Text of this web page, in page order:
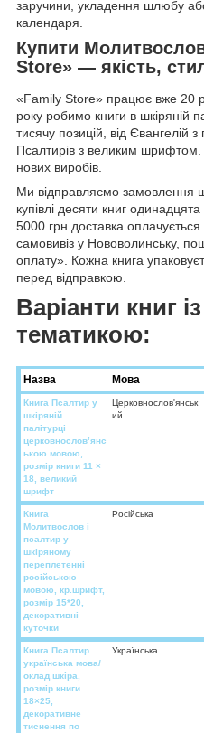
заручини, укладення шлюбу
календаря.
Купити
Store» — якість,
«Family Store» працює вже 20
року робимо книги в шкіряній
тисячу позицій, від
Псалтирів з великим
нових виробів.
Ми відправляємо замовлення
купівлі десяти книг
5000 грн доставка
самовивіз у Нововолинську,
оплату». Кожна книга
перед відправкою.
Варіанти книг
тематикою:
Назва Мова
Книга Псалтир у
шкіряній
палітурці
церковнослов’янс
ькою мовою,
розмір книги 11 ×
18, великий
шрифт
Церковнослов'янськ
ий
Книга
Молитвослов і
псалтир у
шкіряному
переплетенні
російською
мовою, кр.шрифт,
розмір 15*20,
декоративні
куточки
Російська
Книга Псалтир
українська мова/
оклад шкіра,
розмір книги
18×25,
декоративне
тиснення по
Українська